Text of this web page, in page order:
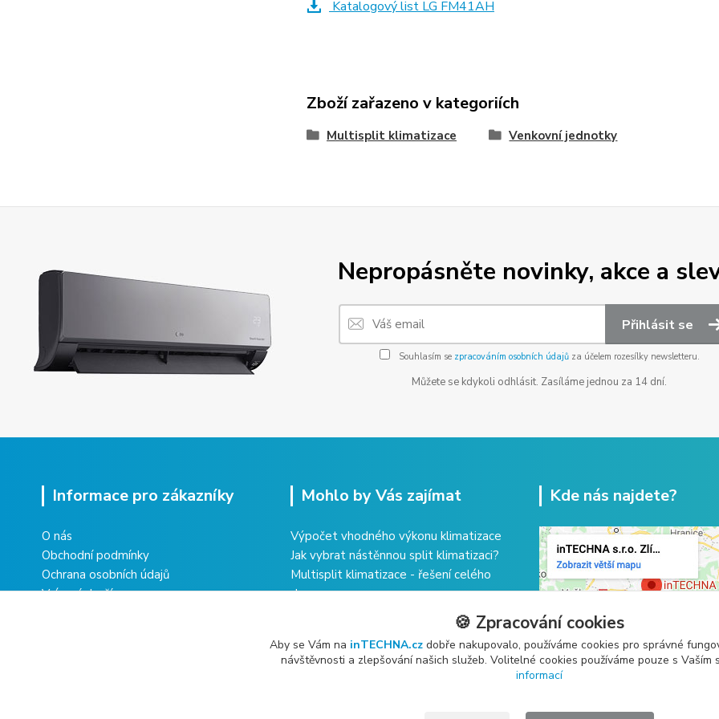
Katalogový list LG FM41AH
Zboží zařazeno v kategoriích
Multisplit klimatizace Venkovní jednotky
Nepropásněte novinky, akce a
Přihlásit se
Souhlasím se zpracováním osobních údajůza účelem rozesílky newsletteru.
Můžete se kdykoli odhlásit. Zasíláme jednou za 14 dní.
Informace pro zákazníky
O nás
Obchodní podmínky
Ochrana osobních údajů
Vrácení zboží
Mohlo by Vás zajímat
Výpočet vhodného výkonu klimatizace
Jak vybrat nástěnnou split klimatizaci?
Multisplit klimatizace - řešení celého
domu
Kde nás najdete?
🍪 Zpracování cookies
Aby se Vám na inTECHNA.cz dobře nakupovalo, používáme cookies pro správné
návštěvnosti a zlepšování našich služeb. Volitelné cookies používáme pouze s Vaším
informací